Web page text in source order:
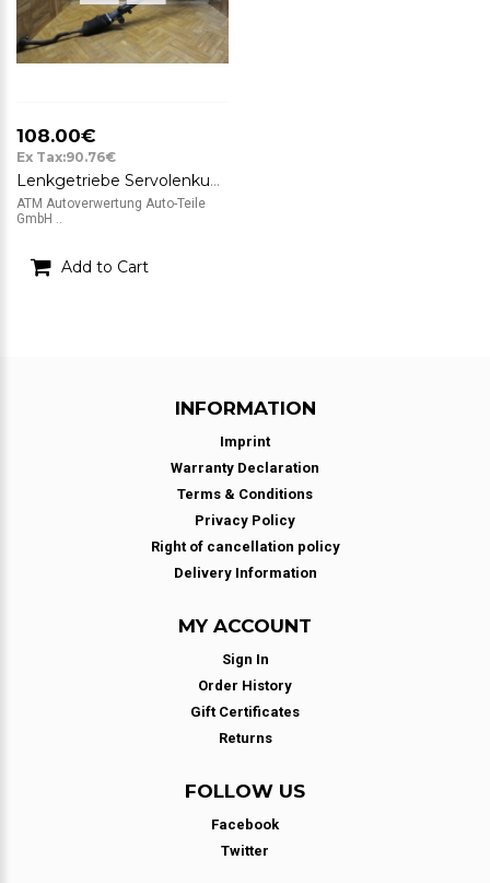
108.00€
Ex Tax:90.76€
Lenkgetriebe Servolenkung Mercedes Benz A-Klasse W168 A1684610401
ATM Autoverwertung Auto-Teile
GmbH ..
Add to Cart
INFORMATION
Imprint
Warranty Declaration
Terms & Conditions
Privacy Policy
Right of cancellation policy
Delivery Information
MY ACCOUNT
Sign In
Order History
Gift Certificates
Returns
FOLLOW US
Facebook
Twitter